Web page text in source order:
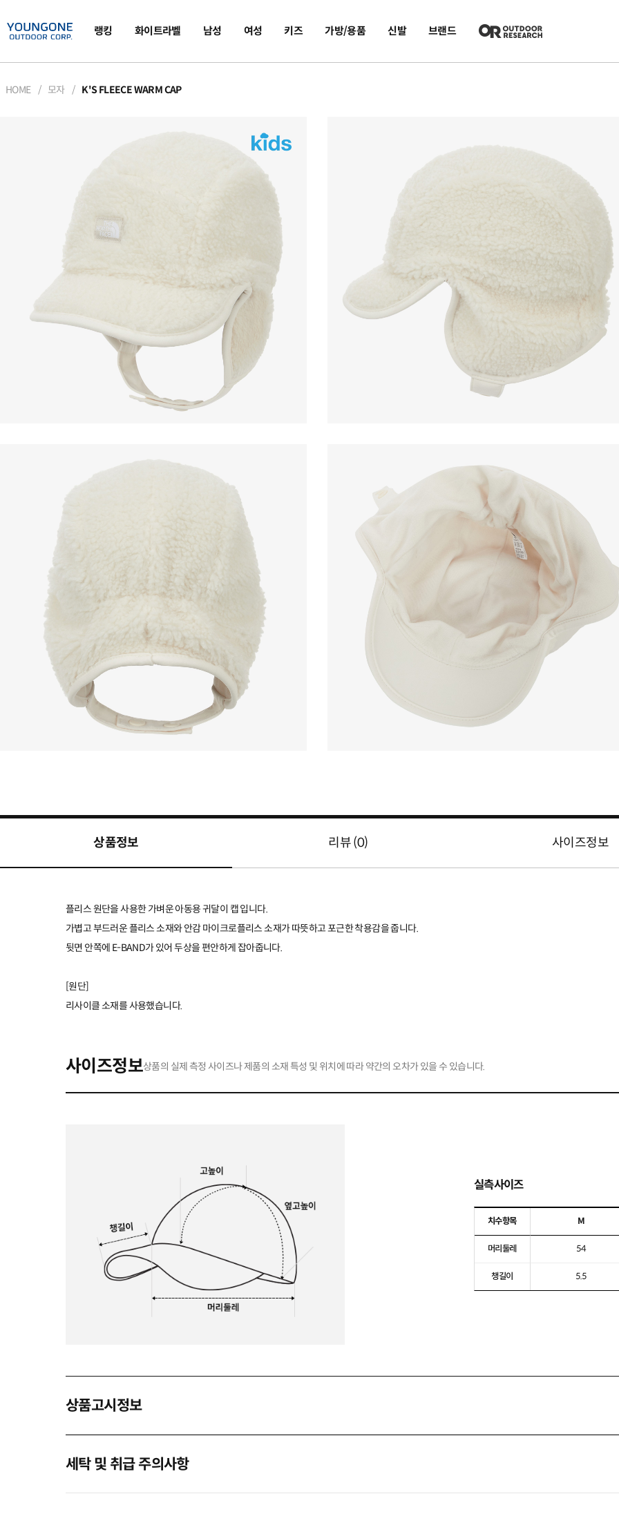
랭킹 화이트라벨 남성 여성 키즈 가방/용품 신발 브랜드
HOME 모자 K'S FLEECE WARM CAP
상품정보 리뷰 (0) 사이즈정보
플리스 원단을 사용한 가벼운 아동용 귀달이 캡 입니다.
가볍고 부드러운 플리스 소재와 안감 마이크로플리스 소재가 따뜻하고 포근한 착용감을 줍니다.
뒷면 안쪽에 E-BAND가 있어 두상을 편안하게 잡아줍니다.
[원단]
리사이클 소재를 사용했습니다.
사이즈정보상품의 실제 측정 사이즈나 제품의 소재 특성 및 위치에 따라 약간의 오차가 있을 수 있습니다.
실측사이즈
치수항목 M
머리둘레 54
챙길이 5.5
상품고시정보
세탁 및 취급 주의사항